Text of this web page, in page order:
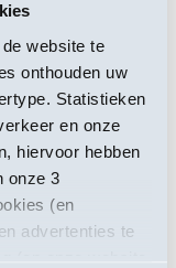
website te
onthouden uw
Statistieken
en onze
hiervoor hebben
onze 3
(en
advertenties te
(op onze website
partner die
die ook de
het vaandel
uw partner.
altijd voorop